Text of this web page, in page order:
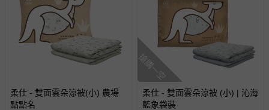
柔仕 - 雙面雲朵涼被(小) 農場
點點名
搶購一空
柔仕 - 雙面雲朵涼被 (小) | 沁海
藍象袋裝